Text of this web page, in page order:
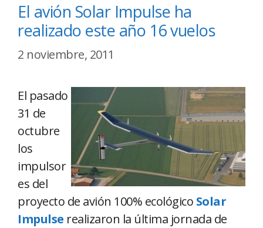
El avión Solar Impulse ha
realizado este año 16 vuelos
2 noviembre, 2011
El pasado
31 de
octubre
los
impulsor
es del
proyecto de avión 100% ecológico Solar
Impulse realizaron la última jornada de